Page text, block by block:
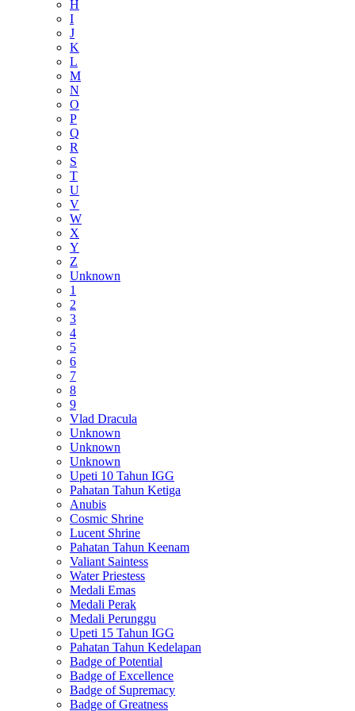
H
I
J
K
L
M
N
O
P
Q
R
S
T
U
V
W
X
Y
Z
Unknown
1
2
3
4
5
6
7
8
9
Vlad Dracula
Unknown
Unknown
Unknown
Upeti 10 Tahun IGG
Pahatan Tahun Ketiga
Anubis
Cosmic Shrine
Lucent Shrine
Pahatan Tahun Keenam
Valiant Saintess
Water Priestess
Medali Emas
Medali Perak
Medali Perunggu
Upeti 15 Tahun IGG
Pahatan Tahun Kedelapan
Badge of Potential
Badge of Excellence
Badge of Supremacy
Badge of Greatness